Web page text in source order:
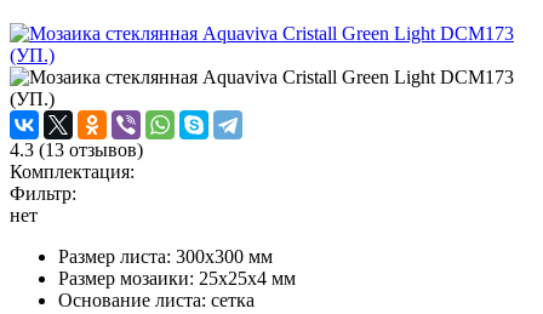
4.3 (13 отзывов)
Комплектация:
Фильтр:
нет
Размер листа: 300x300 мм
Размер мозаики: 25x25x4 мм
Основание листа: сетка